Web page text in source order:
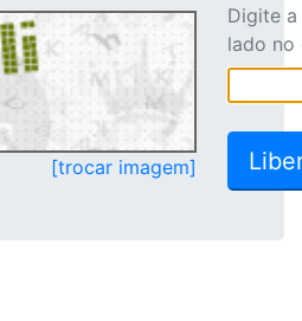
[trocar imagem]
Digite
lado no